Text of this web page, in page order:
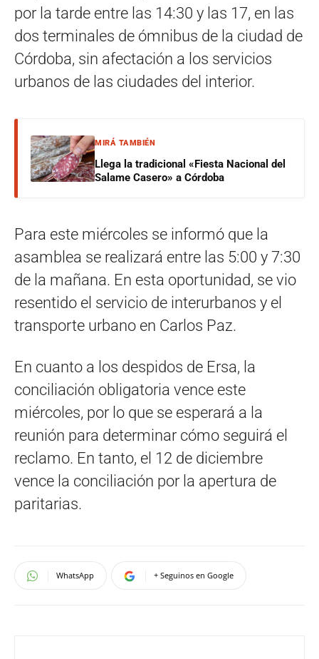
por la tarde entre las 14:30 y las 17, en las
dos terminales de ómnibus de la ciudad de
Córdoba, sin afectación a los servicios
urbanos de las ciudades del interior.
MIRÁ TAMBIÉN
Llega la tradicional «Fiesta Nacional del
Salame Casero» a Córdoba
Para este miércoles se informó que la
asamblea se realizará entre las 5:00 y 7:30
de la mañana. En esta oportunidad, se vio
resentido el servicio de interurbanos y el
transporte urbano en Carlos Paz.
En cuanto a los despidos de Ersa, la
conciliación obligatoria vence este
miércoles, por lo que se esperará a la
reunión para determinar cómo seguirá el
reclamo. En tanto, el 12 de diciembre
vence la conciliación por la apertura de
paritarias.
WhatsApp + Seguinos en Google